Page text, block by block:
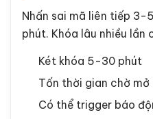
Nhấn sai mã liên tiếp
phút. Khóa lâu nhiều lần
Két khóa 5-30 phút
Tốn thời gian chờ mở
Có thể trigger báo